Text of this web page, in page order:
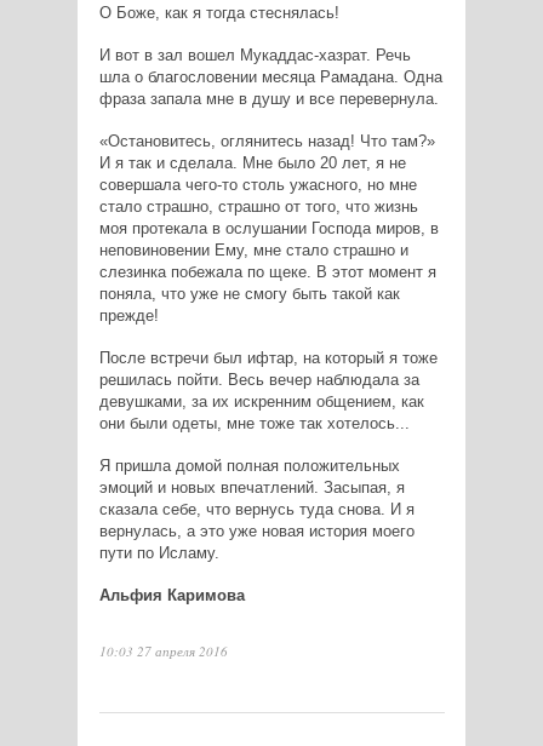
О Боже, как я тогда стеснялась!
И вот в зал вошел Мукаддас-хазрат. Речь
шла о благословении месяца Рамадана. Одна
фраза запала мне в душу и все перевернула.
«Остановитесь, оглянитесь назад! Что там?»
И я так и сделала. Мне было 20 лет, я не
совершала чего-то столь ужасного, но мне
стало страшно, страшно от того, что жизнь
моя протекала в ослушании Господа миров, в
неповиновении Ему, мне стало страшно и
слезинка побежала по щеке. В этот момент я
поняла, что уже не смогу быть такой как
прежде!
После встречи был ифтар, на который я тоже
решилась пойти. Весь вечер наблюдала за
девушками, за их искренним общением, как
они были одеты, мне тоже так хотелось...
Я пришла домой полная положительных
эмоций и новых впечатлений. Засыпая, я
сказала себе, что вернусь туда снова. И я
вернулась, а это уже новая история моего
пути по Исламу.
Альфия Каримова
10:03 27 апреля 2016